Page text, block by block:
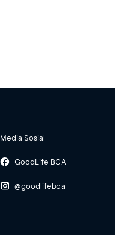
Media Sosial
GoodLife BCA
@goodlifebca